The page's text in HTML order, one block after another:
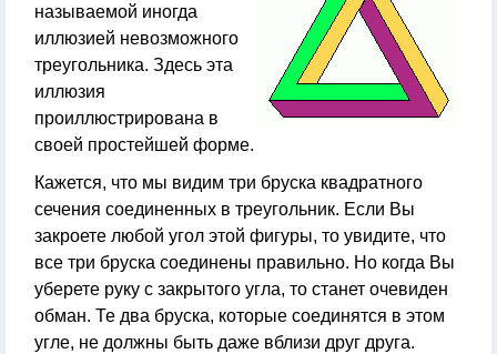
называемой иногда
иллюзией невозможного
треугольника. Здесь эта
иллюзия
проиллюстрирована в
своей простейшей форме.
Кажется, что мы видим три бруска квадратного
сечения соединенных в треугольник. Если Вы
закроете любой угол этой фигуры, то увидите, что
все три бруска соединены правильно. Но когда Вы
уберете руку с закрытого угла, то станет очевиден
обман. Те два бруска, которые соединятся в этом
угле, не должны быть даже вблизи друг друга.